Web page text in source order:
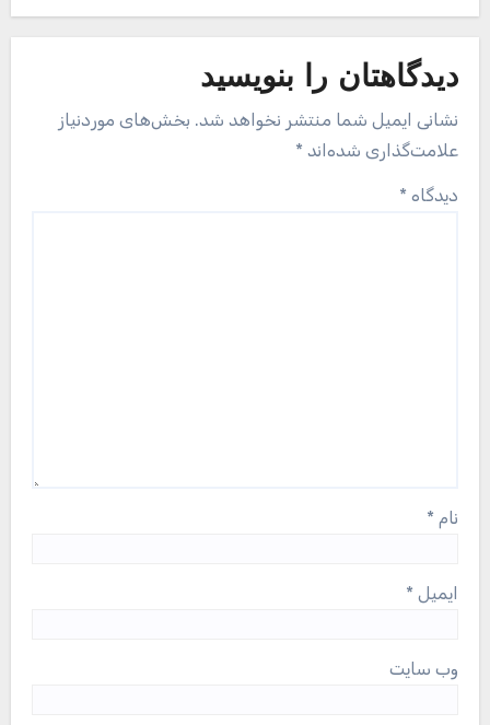
دیدگاهتان را بنویسید
نشانی ایمیل شما منتشر نخواهد شد. بخش‌های موردنیاز
علامت‌گذاری شده‌اند *
دیدگاه *
نام *
ایمیل *
وب‌ سایت